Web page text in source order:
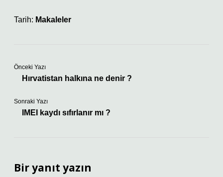
Tarih: Makaleler
Önceki Yazı
Hırvatistan halkına ne denir ?
Sonraki Yazı
IMEI kaydı sıfırlanır mı ?
Bir yanıt yazın